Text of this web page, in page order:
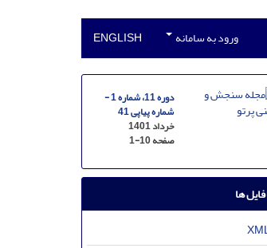
ورود به سامانه ENGLISH
دوره 11، شماره 1 -
شماره پیاپی 41
خرداد 1401
صفحه1-10
فایل ها